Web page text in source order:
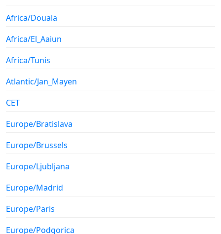
Africa/Douala
Africa/El_Aaiun
Africa/Tunis
Atlantic/Jan_Mayen
CET
Europe/Bratislava
Europe/Brussels
Europe/Ljubljana
Europe/Madrid
Europe/Paris
Europe/Podgorica